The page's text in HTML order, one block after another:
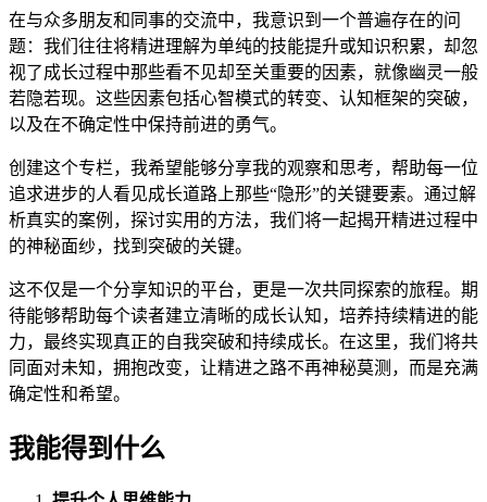
在与众多朋友和同事的交流中，我意识到一个普遍存在的问
题：我们往往将精进理解为单纯的技能提升或知识积累，却忽
视了成长过程中那些看不见却至关重要的因素，就像幽灵一般
若隐若现。这些因素包括心智模式的转变、认知框架的突破，
以及在不确定性中保持前进的勇气。
创建这个专栏，我希望能够分享我的观察和思考，帮助每一位
追求进步的人看见成长道路上那些“隐形”的关键要素。通过解
析真实的案例，探讨实用的方法，我们将一起揭开精进过程中
的神秘面纱，找到突破的关键。
这不仅是一个分享知识的平台，更是一次共同探索的旅程。期
待能够帮助每个读者建立清晰的成长认知，培养持续精进的能
力，最终实现真正的自我突破和持续成长。在这里，我们将共
同面对未知，拥抱改变，让精进之路不再神秘莫测，而是充满
确定性和希望。
我能得到什么